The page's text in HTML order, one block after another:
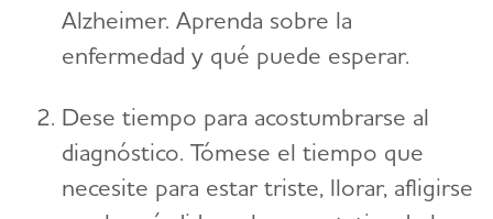
Alzheimer. Aprenda sobre la
enfermedad y qué puede esperar.
Dese tiempo para acostumbrarse al
diagnóstico. Tómese el tiempo que
necesite para estar triste, llorar, afligirse